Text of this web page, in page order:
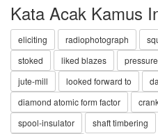
Kata Acak Kamus
eliciting radiophotograph
stoked
liked blazes
jute-mill
looked forward to
diamond atomic form factor
spool-insulator
shaft timbering